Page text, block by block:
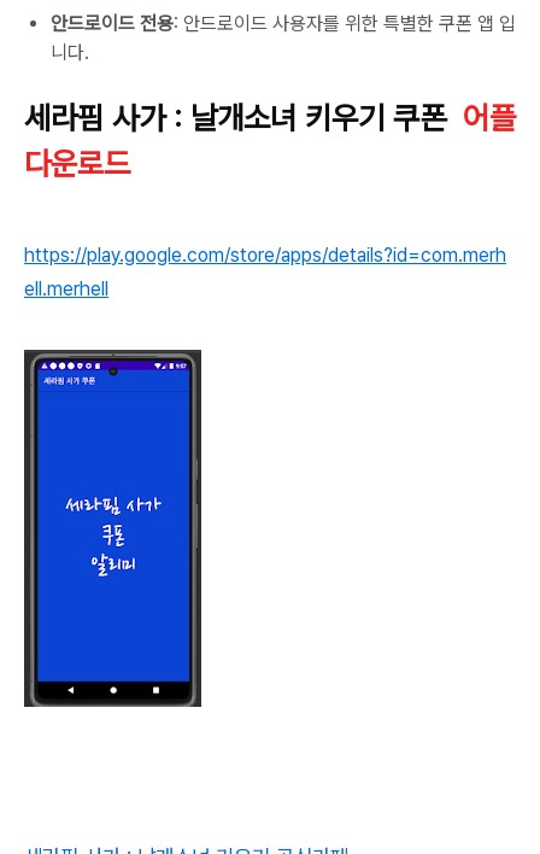
안드로이드 전용: 안드로이드 사용자를 위한 특별한 쿠폰 앱 입
니다.
세라핌 사가 : 날개소녀 키우기 쿠폰 어플
다운로드
https://play.google.com/store/apps/details?id=com.merh
ell.merhell